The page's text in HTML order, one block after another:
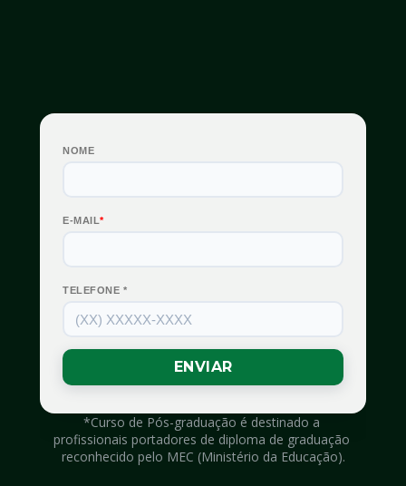
*Curso de Pós-graduação é destinado a
profissionais portadores de diploma de graduação
reconhecido pelo MEC (Ministério da Educação).